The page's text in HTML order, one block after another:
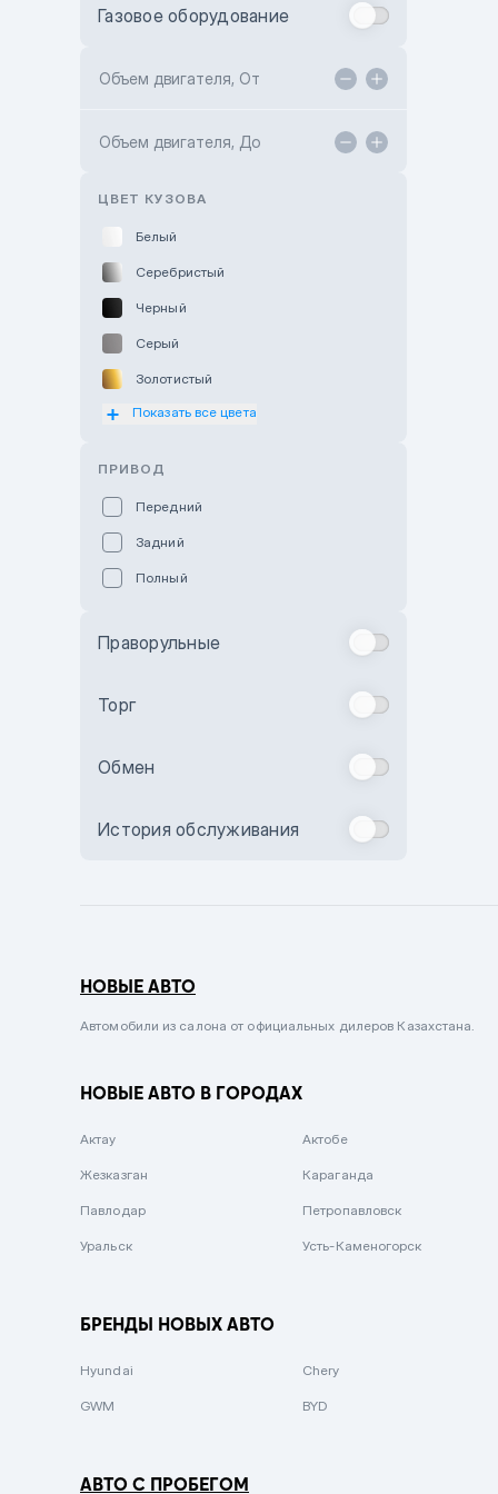
Toyota Kokshetau
Hyundai ShymCity
Газовое оборудование
Объем двигателя, От
Объем двигателя, До
ЦВЕТ КУЗОВА
Белый
Серебристый
Черный
Серый
Золотистый
Оранжевый
Бежевый
Комбинированный
Сиреневый металлик
Вишневый
Зеленый металлик
Показать все цвета
ПРИВОД
Передний
Задний
Полный
Праворульные
Торг
Обмен
История обслуживания
НОВЫЕ АВТО
Автомобили из салона от официальных дилеров Казахстана.
НОВЫЕ АВТО В ГОРОДАХ
Актау Актобе
Жезказган Караганда
Павлодар Петропавловск
Уральск Усть-Каменогорск
БРЕНДЫ НОВЫХ АВТО
Hyundai Chery
GWM BYD
АВТО С ПРОБЕГОМ